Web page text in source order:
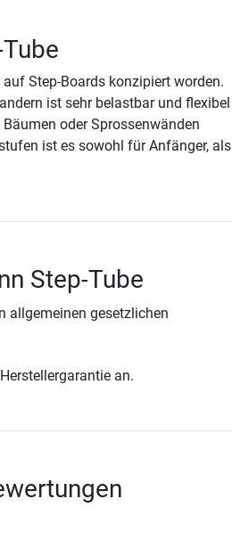
Step-Boards konzipiert worden.
ist sehr belastbar und flexibel
oder Sprossenwänden
ist es sowohl für Anfänger, als
Step-Tube
allgemeinen gesetzlichen
an.